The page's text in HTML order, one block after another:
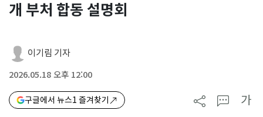
개 부처 합동 설명회
이기림 기자
2026.05.18 오후 12:00
구글에서 뉴스1 즐겨찾기 가